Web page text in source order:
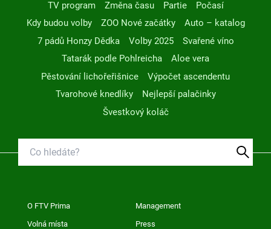
TV program
Změna času Partie
Počasí
Kdy budou volby
ZOO Nové začátky
Auto – katalog
7 pádů Honzy Dědka
Volby 2025
Svařené víno
Tatarák podle Pohlreicha
Aloe vera
Pěstování lichořeřišnice
Výpočet ascendentu
Tvarohové knedlíky
Nejlepší palačinky
Švestkový koláč
O FTV Prima Management
Volná místa Press